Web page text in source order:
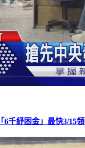
6千紓困金」最快3/15領